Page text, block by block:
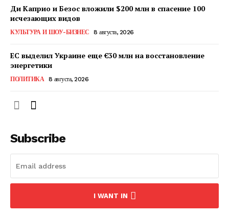
КавПолит
Ди Каприо и Безос вложили $200 млн в спасение 100
исчезающих видов
КУЛЬТУРА И ШОУ-БИЗНЕС 8 августа, 2026
ЕС выделил Украине еще €30 млн на восстановление
энергетики
ПОЛИТИКА 8 августа, 2026
Subscribe
I WANT IN